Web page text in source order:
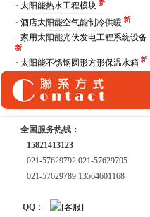
· 太阳能热水工程模块
· 酒店太阳能空气能制冷供暖
· 家用太阳能光伏发电工程系统设备
· 太阳能不锈钢圆形方形保温水箱
全国服务热线：
15821413123
021-57629792 021-57629795
021-57629789 13564601168
QQ：